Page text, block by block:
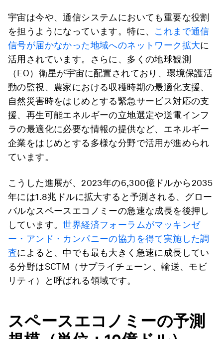
宇宙は今や、通信システムにおいても重要な役割
を担うようになっています。特に、 これまで通信
信号が届かなかった地域へのネットワーク拡大に
活用されています。さらに、多くの地球観測
（EO）衛星が宇宙に配置されており、環境保護活
動の監視、農家における収穫時期の最適化支援、
自然災害時をはじめとする緊急サービス対応の支
援、再生可能エネルギーの立地選定や送電インフ
ラの最適化に必要な情報の提供など、エネルギー
企業をはじめとする多様な分野で活用が進められ
ています。
こうした進展が、2023年の6,300億ドルから2035
年には1.8兆ドルに拡大すると予測される、グロー
バルなスペースエコノミーの急速な成長を後押し
しています。世界経済フォーラムがマッキンゼ
ー・アンド・カンパニーの協力を得て実施した調
査によると、中でも最も大きく急速に成長してい
る分野はSCTM（サプライチェーン、輸送、モビ
リティ）と呼ばれる領域です。
スペースエコノミーの予測